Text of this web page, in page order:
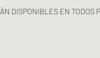
DISPONIBLES EN TODOS